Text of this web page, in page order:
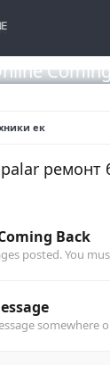
ек
ремонт
Back
posted. You
somewhere